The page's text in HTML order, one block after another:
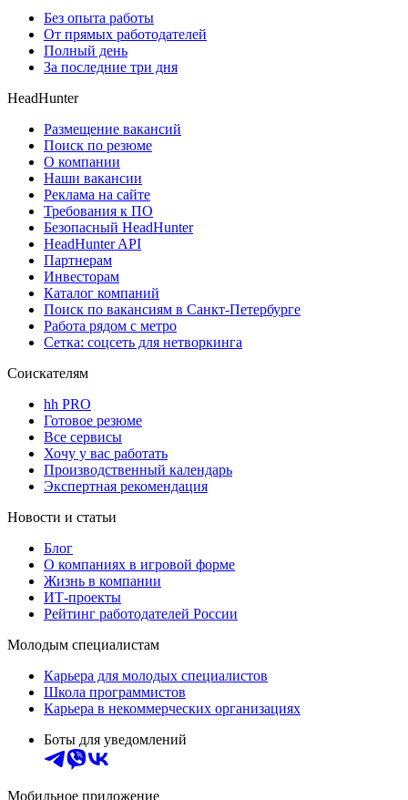
Без опыта работы
От прямых работодателей
Полный день
За последние три дня
HeadHunter
Размещение вакансий
Поиск по резюме
О компании
Наши вакансии
Реклама на сайте
Требования к ПО
Безопасный HeadHunter
HeadHunter API
Партнерам
Инвесторам
Каталог компаний
Поиск по вакансиям в Санкт-Петербурге
Работа рядом с метро
Сетка: соцсеть для нетворкинга
Соискателям
hh PRO
Готовое резюме
Все сервисы
Хочу у вас работать
Производственный календарь
Экспертная рекомендация
Новости и статьи
Блог
О компаниях в игровой форме
Жизнь в компании
ИТ-проекты
Рейтинг работодателей России
Молодым специалистам
Карьера для молодых специалистов
Школа программистов
Карьера в некоммерческих организациях
Боты для уведомлений
Мобильное приложение